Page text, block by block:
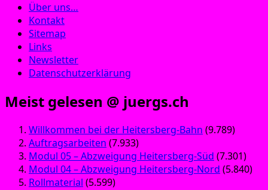
Über uns…
Kontakt
Sitemap
Links
Newsletter
Datenschutzerklärung
Meist gelesen @ juergs.ch
Willkommen bei der Heitersberg-Bahn (9.789)
Auftragsarbeiten (7.933)
Modul 05 – Abzweigung Heitersberg-Süd (7.301)
Modul 04 – Abzweigung Heitersberg-Nord (5.840)
Rollmaterial (5.599)